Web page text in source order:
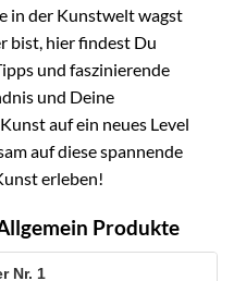
in der Kunstwelt wagst
bist, hier findest Du
und faszinierende
und Deine
auf ein neues Level
auf diese spannende
erleben!
Produkte
1